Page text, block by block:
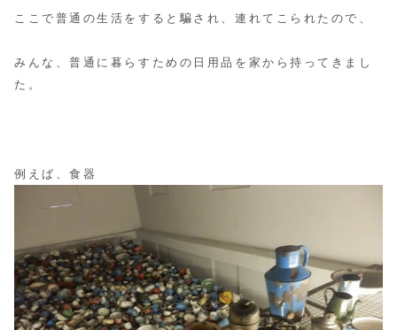
ここで普通の生活をすると騙され、連れてこられたので、
みんな、普通に暮らすための日用品を家から持ってきまし
た。
例えば、食器